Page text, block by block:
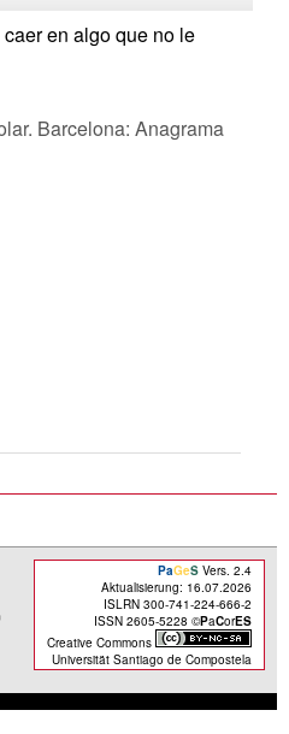
en algo que no le
Barcelona: Anagrama
PaGeS Vers. 2.4
Aktualisierung: 16.07.2026
ISLRN 300-741-224-666-2
ISSN 2605-5228 ©PaCorES
Creative Commons
Universität Santiago de Compostela